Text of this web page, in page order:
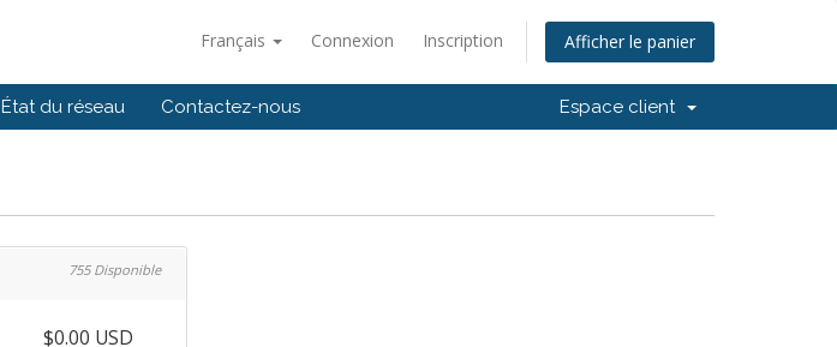
Français Connexion Inscription Afficher le panier
État du réseau Contactez-nous Espace client
755 Disponible
$0.00 USD